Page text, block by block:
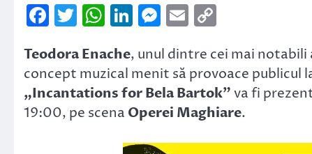
Facebook
Twitter
WhatsApp
LinkedIn
Messenger
Email
Teodora Enache, unul dintre cei mai notabili
concept muzical menit să provoace
„Incantations for Bela Bartok”va fi
19:00, pe scena Operei Maghiare.